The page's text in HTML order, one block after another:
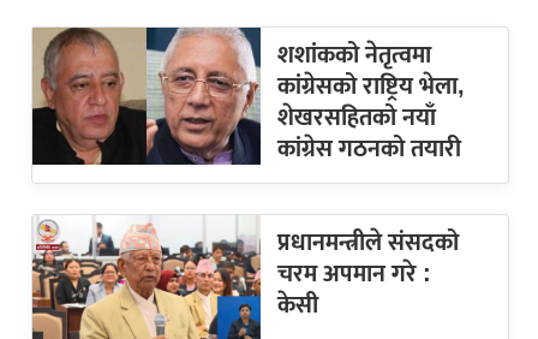
शशांकको नेतृत्वमा
कांग्रेसको राष्ट्रिय भेला,
शेखरसहितको नयाँ
कांग्रेस गठनको तयारी
प्रधानमन्त्रीले संसदको
चरम अपमान गरे :
केसी